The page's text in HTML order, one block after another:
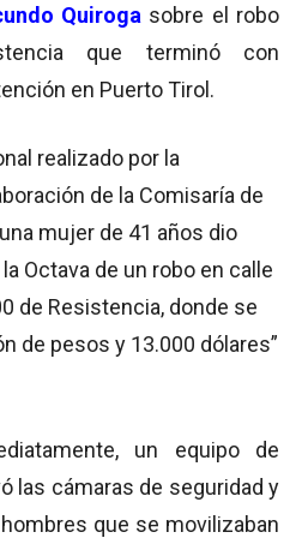
Quiroga sobre el robo
que terminó con
en Puerto Tirol.
realizado por la
de la Comisaría de
mujer de 41 años dio
Octava de un robo en calle
de Resistencia, donde se
de pesos y 13.000 dólares”
un equipo de
las cámaras de seguridad y
que se movilizaban